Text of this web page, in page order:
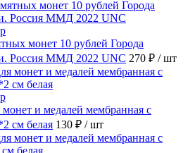
монет 10 рублей Города
Россия ММД 2022 UNC 270 ₽ / шт
и медалей мембранная с
см белая 130 ₽ / шт